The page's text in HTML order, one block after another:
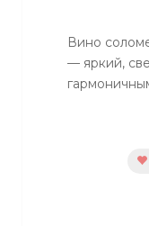
Вино
— яркий,